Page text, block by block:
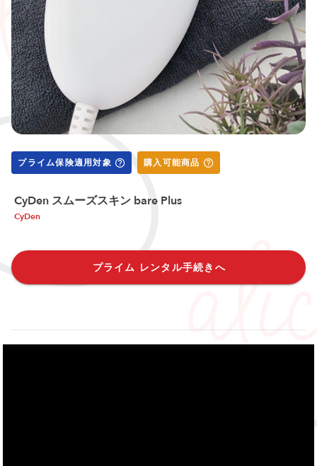
プライム保険適用対象 購入可能商品
CyDen スムーズスキン bare Plus
CyDen
プライム レンタル手続きへ